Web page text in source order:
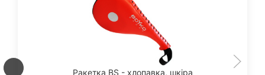
Ракетка BS - хлопавка, шкіра